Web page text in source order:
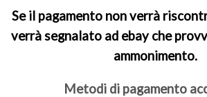
Se il pagamento non verrà
verrà segnalato ad ebay che
ammonimento.
Metodi di pagamento